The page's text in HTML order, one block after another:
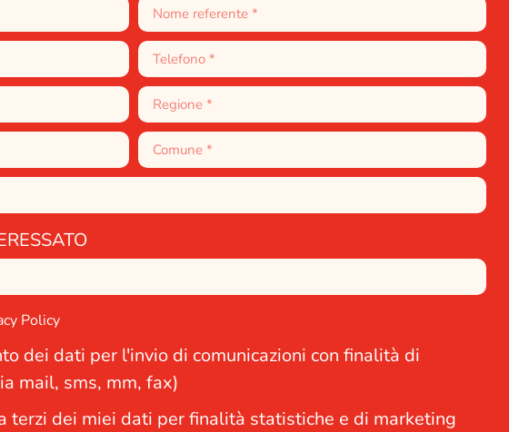
Policy
dei dati per l'invio di comunicazioni con finalità di
mail, sms, mm, fax)
terzi dei miei dati per finalità statistiche e di marketing